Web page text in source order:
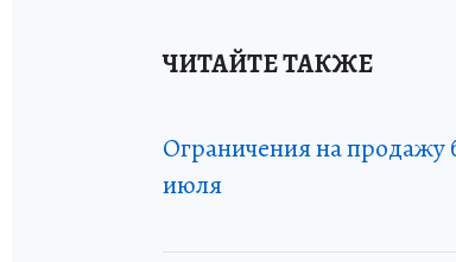
ЧИТАЙТЕ ТАКЖЕ
Ограничения на продажу
июля